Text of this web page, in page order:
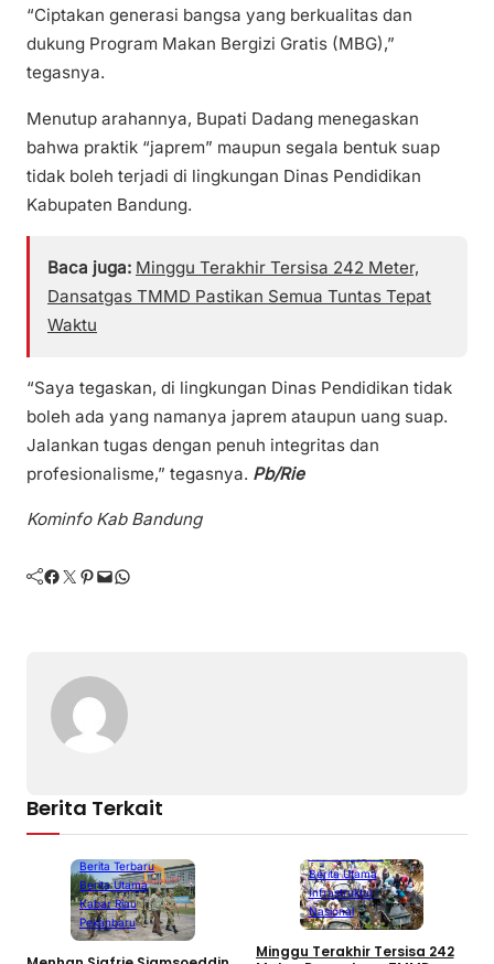
“Ciptakan generasi bangsa yang berkualitas dan
dukung Program Makan Bergizi Gratis (MBG),”
tegasnya.
Menutup arahannya, Bupati Dadang menegaskan
bahwa praktik “japrem” maupun segala bentuk suap
tidak boleh terjadi di lingkungan Dinas Pendidikan
Kabupaten Bandung.
Baca juga: Minggu Terakhir Tersisa 242 Meter,
Dansatgas TMMD Pastikan Semua Tuntas Tepat
Waktu
“Saya tegaskan, di lingkungan Dinas Pendidikan tidak
boleh ada yang namanya japrem ataupun uang suap.
Jalankan tugas dengan penuh integritas dan
profesionalisme,” tegasnya. Pb/Rie
Kominfo Kab Bandung
Facebook Twitter Pinterest Mail WhatsApp
Berita Terkait
Berita Terbaru
Berita Utama
Kabar Riau
Pekanbaru
Berita Utama
Infrastruktur
Nasional
Minggu Terakhir Tersisa 242